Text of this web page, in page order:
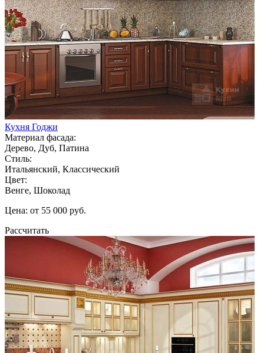
Кухня Годжи
Материал фасада:
Дерево, Дуб, Патина
Стиль:
Итальянский, Классический
Цвет:
Венге, Шоколад
Цена: от 55 000 руб.
Рассчитать